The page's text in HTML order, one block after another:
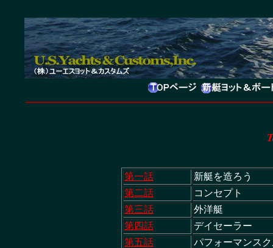
第一話
新艇を造ろう
第二話
コンセプト
第三話
外洋艇
第四話
デイセーラー
第五話
パフォーマンス